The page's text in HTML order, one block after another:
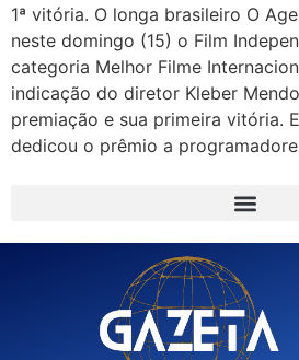
1ª vitória. O longa brasileiro O
neste domingo (15) o Film
categoria Melhor Filme
indicação do diretor Kleber
premiação e sua primeira vitória.
dedicou o prêmio a